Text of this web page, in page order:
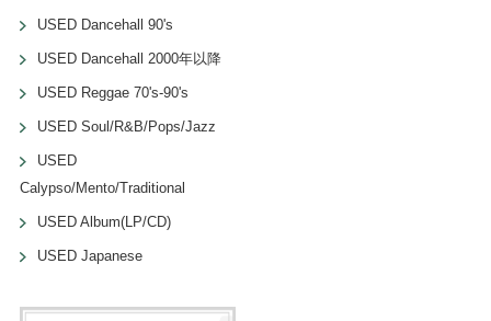
USED Dancehall 90's
USED Dancehall 2000年以降
USED Reggae 70's-90's
USED Soul/R&B/Pops/Jazz
USED
Calypso/Mento/Traditional
USED Album(LP/CD)
USED Japanese